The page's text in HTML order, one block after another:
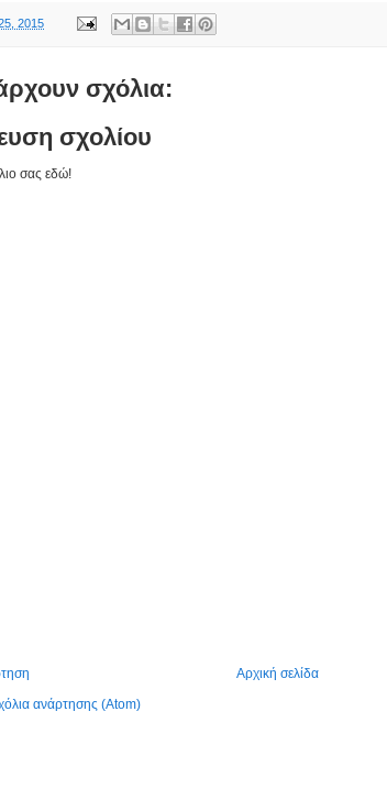
2015
σχόλια:
σχολίου
σας εδώ!
Αρχική σελίδα
ανάρτησης (Atom)